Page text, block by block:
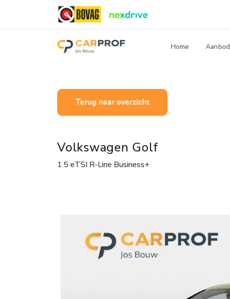
Home Aanbod
Terug naar overzicht
Volkswagen Golf
1.5 eTSI R-Line Business+